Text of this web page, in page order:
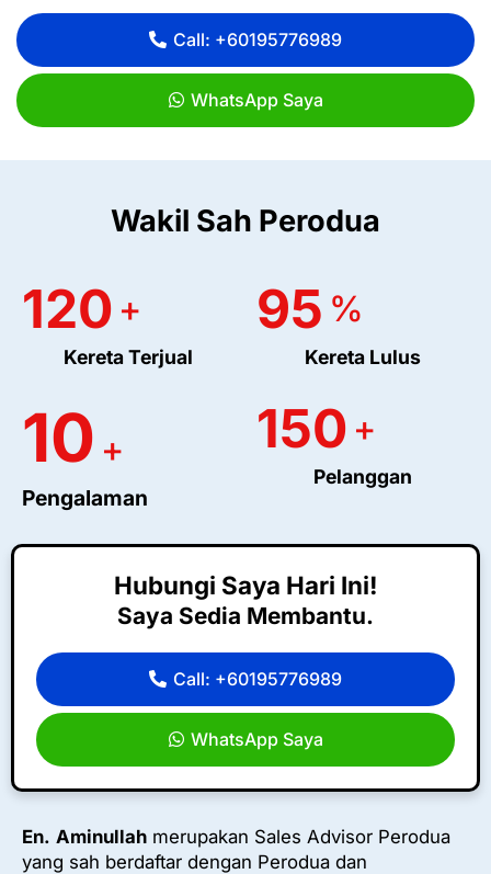
Call: +60195776989
WhatsApp Saya
Wakil Sah Perodua
Kereta Terjual
120 +
Kereta Lulus
95 %
10 +
Pengalaman
Pelanggan
150 +
Hubungi Saya Hari Ini!
Saya Sedia Membantu.
Call: +60195776989
WhatsApp Saya
En. Aminullah merupakan Sales Advisor Perodua
yang sah berdaftar dengan Perodua dan